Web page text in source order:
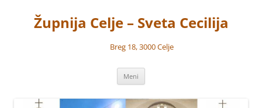
vsebinoŽupnija Celje – Sveta Cecilija
Breg 18, 3000 Celje
Meni